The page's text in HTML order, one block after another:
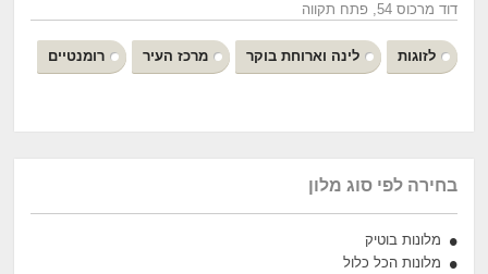
דוד מרכוס 54, פתח תקווה
לזוגות לינה וארוחת בוקר מרכז העיר רומנטיים
בחירה לפי סוג מלון
מלונות בוטיק
מלונות הכל כלול